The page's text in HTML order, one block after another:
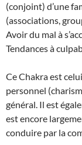
(conjoint) d’une
(associations,
Avoir du mal à
Tendances à
Ce Chakra est
personnel
général. Il est
est encore
conduire par la